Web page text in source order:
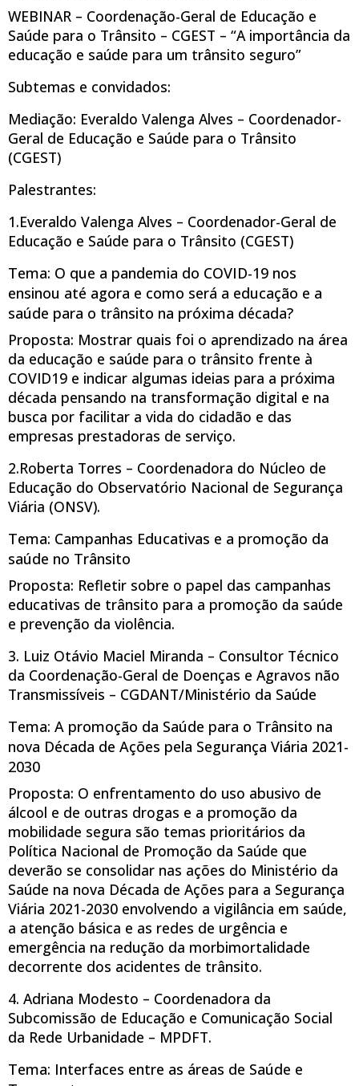
WEBINAR – Coordenação-Geral de Educação e
Saúde para o Trânsito – CGEST – “A importância da
educação e saúde para um trânsito seguro”
Subtemas e convidados:
Mediação: Everaldo Valenga Alves – Coordenador-
Geral de Educação e Saúde para o Trânsito
(CGEST)
Palestrantes:
1.Everaldo Valenga Alves – Coordenador-Geral de
Educação e Saúde para o Trânsito (CGEST)
Tema: O que a pandemia do COVID-19 nos
ensinou até agora e como será a educação e a
saúde para o trânsito na próxima década?
Proposta: Mostrar quais foi o aprendizado na área
da educação e saúde para o trânsito frente à
COVID19 e indicar algumas ideias para a próxima
década pensando na transformação digital e na
busca por facilitar a vida do cidadão e das
empresas prestadoras de serviço.
2.Roberta Torres – Coordenadora do Núcleo de
Educação do Observatório Nacional de Segurança
Viária (ONSV).
Tema: Campanhas Educativas e a promoção da
saúde no Trânsito
Proposta: Refletir sobre o papel das campanhas
educativas de trânsito para a promoção da saúde
e prevenção da violência.
3. Luiz Otávio Maciel Miranda – Consultor Técnico
da Coordenação-Geral de Doenças e Agravos não
Transmissíveis – CGDANT/Ministério da Saúde
Tema: A promoção da Saúde para o Trânsito na
nova Década de Ações pela Segurança Viária 2021-
2030
Proposta: O enfrentamento do uso abusivo de
álcool e de outras drogas e a promoção da
mobilidade segura são temas prioritários da
Política Nacional de Promoção da Saúde que
deverão se consolidar nas ações do Ministério da
Saúde na nova Década de Ações para a Segurança
Viária 2021-2030 envolvendo a vigilância em saúde,
a atenção básica e as redes de urgência e
emergência na redução da morbimortalidade
decorrente dos acidentes de trânsito.
4. Adriana Modesto – Coordenadora da
Subcomissão de Educação e Comunicação Social
da Rede Urbanidade – MPDFT.
Tema: Interfaces entre as áreas de Saúde e